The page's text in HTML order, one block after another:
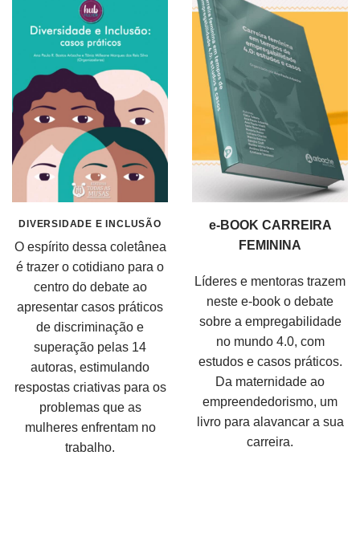
DIVERSIDADE E INCLUSÃO
O espírito dessa coletânea
é trazer o cotidiano para o
centro do debate ao
apresentar casos práticos
de discriminação e
superação pelas 14
autoras, estimulando
respostas criativas para os
problemas que as
mulheres enfrentam no
trabalho.
e-BOOK CARREIRA
FEMININA
Líderes e mentoras trazem
neste e-book o debate
sobre a empregabilidade
no mundo 4.0, com
estudos e casos práticos.
Da maternidade ao
empreendedorismo, um
livro para alavancar a sua
carreira.